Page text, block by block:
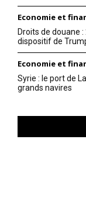
Economie et
Droits de douane
dispositif de
Economie et
Syrie : le port de
grands navires